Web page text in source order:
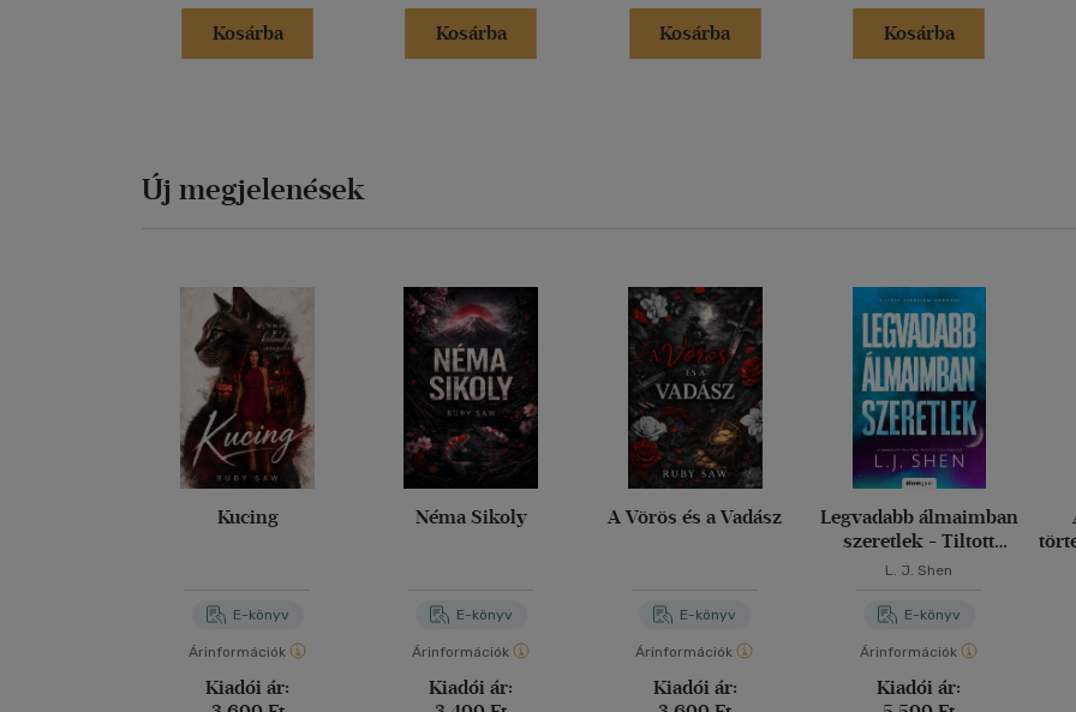
Kosárba
Kosárba
Kosárba
Kosárba
Új megjelenések
Kucing
E-könyv
Árinformációk
Kiadói ár:
Néma Sikoly
E-könyv
Árinformációk
Kiadói ár:
A Vörös és a Vadász
E-könyv
Árinformációk
Kiadói ár:
Legvadabb álmaimban
szeretlek - Tiltott
szerelem 2.
L. J. Shen
E-könyv
Árinformációk
Kiadói ár: